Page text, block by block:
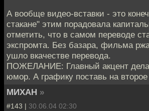
А вообще видео-вставки - это
стакане" этим порадовала
отметить, что в самом переводе
экспромта. Без базара, фильма
ушло вкачестве перевода.
ПОЖЕЛАНИЕ: Главный акцент
юмор. А графику поставь на
МИХАН »
#143 | 30.06.04 02:30